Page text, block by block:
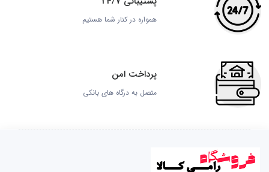
همواره در کنار شما هستیم
پرداخت امن
متصل به درگاه های بانکی